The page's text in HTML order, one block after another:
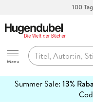
100
Hugendubel
Menu
Summer Sale: 13%
erfahren